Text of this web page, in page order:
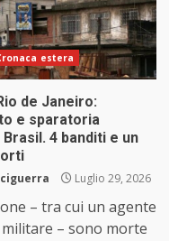
estera
de Janeiro:
e sparatoria
Brasil. 4 banditi e un
Luglio 29, 2026
– tra cui un agente
– sono morte